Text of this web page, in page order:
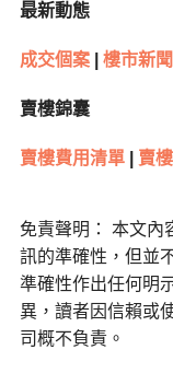
最新動態
成交個案| 樓市新聞
賣樓錦囊
賣樓費用清單| 賣
免責聲明： 本文內
訊的準確性，但並
準確性作出任何明
異，讀者因信賴或
司概不負責。